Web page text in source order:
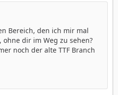
Bereich, den ich mir mal
dir im Weg zu sehen?
noch der alte TTF Branch